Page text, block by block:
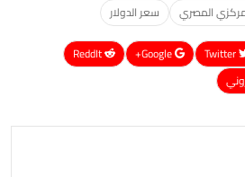
المصري سعر الدولار
Google+
ReddIt